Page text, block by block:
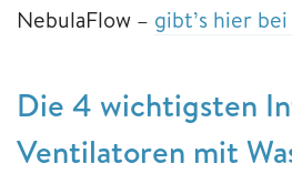
NebulaFlow – gibt’s hier
Die 4 wichtigsten
Ventilatoren mit